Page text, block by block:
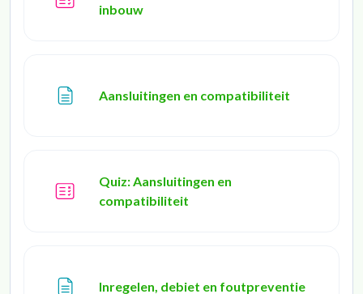
inbouw
Aansluitingen en compatibiliteit
Quiz: Aansluitingen en
compatibiliteit
Inregelen, debiet en foutpreventiePage